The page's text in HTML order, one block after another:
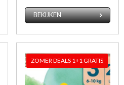
BEKIJKEN
ZOMER DEALS 1+1 GRATIS